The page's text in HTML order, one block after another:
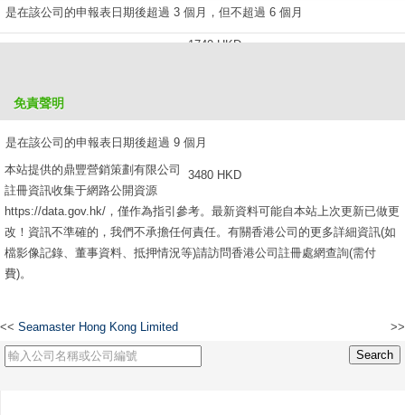
是在該公司的申報表日期後超過 3 個月，但不超過 6 個月
1740 HKD
是在該公司的申報表日期後超過 9 個月
3480 HKD
免責聲明
本站提供的鼎豐營銷策劃有限公司
註冊資訊收集于網路公開資源
https://data.gov.hk/，僅作為指引參考。最新資料可能自本站上次更新已做更
改！資訊不準確的，我們不承擔任何責任。有關香港公司的更多詳細資訊(如
檔影像記錄、董事資料、抵押情況等)請訪問香港公司註冊處網查詢(需付
費)。
<< Seamaster Hong Kong Limited >>